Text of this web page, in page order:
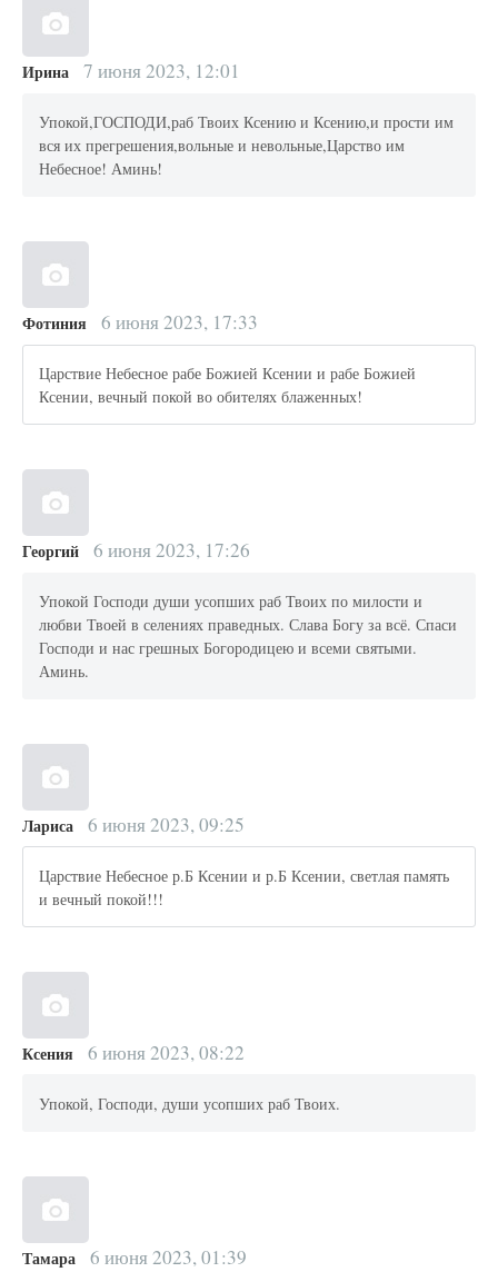
Ирина 7 июня 2023, 12:01
Упокой,ГОСПОДИ,раб Твоих Ксению и Ксению,и прости им
вся их прегрешения,вольные и невольные,Царство им
Небесное! Аминь!
Фотиния 6 июня 2023, 17:33
Царствие Небесное рабе Божией Ксении и рабе Божией
Ксении, вечный покой во обителях блаженных!
Георгий 6 июня 2023, 17:26
Упокой Господи души усопших раб Твоих по милости и
любви Твоей в селениях праведных. Слава Богу за всё. Спаси
Господи и нас грешных Богородицею и всеми святыми.
Аминь.
Лариса 6 июня 2023, 09:25
Царствие Небесное р.Б Ксении и р.Б Ксении, светлая память
и вечный покой!!!
Ксения 6 июня 2023, 08:22
Упокой, Господи, души усопших раб Твоих.
Тамара 6 июня 2023, 01:39